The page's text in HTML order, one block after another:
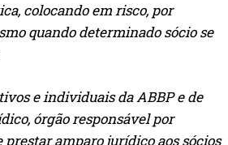
colocando em risco, por
quando determinado sócio se
e individuais da ABBP e de
órgão responsável por
amparo jurídico aos sócios